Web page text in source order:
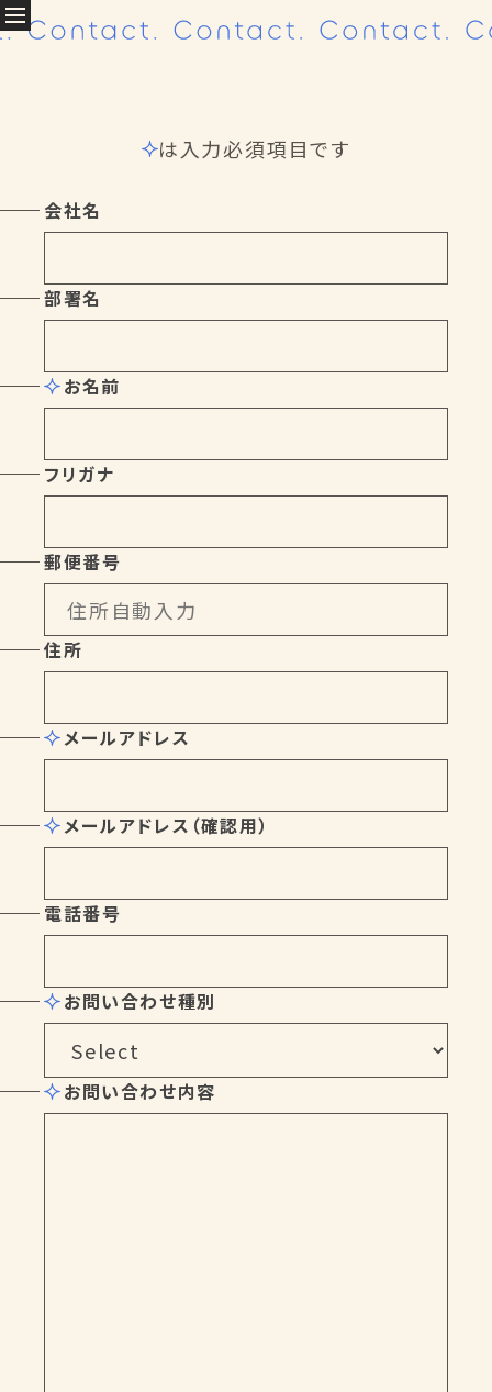
私たちについて
Company profile
Access
Projectsクリエイティブ実績
Graphic
Web
Others
Faqよくある質問
Partnerパートナー募集
Contactお問い合わせ
Contact.
は入力必須項目です
会社名
部署名
お名前
フリガナ
郵便番号
住所
メールアドレス
メールアドレス（確認用）
電話番号
お問い合わせ種別
お問い合わせ内容